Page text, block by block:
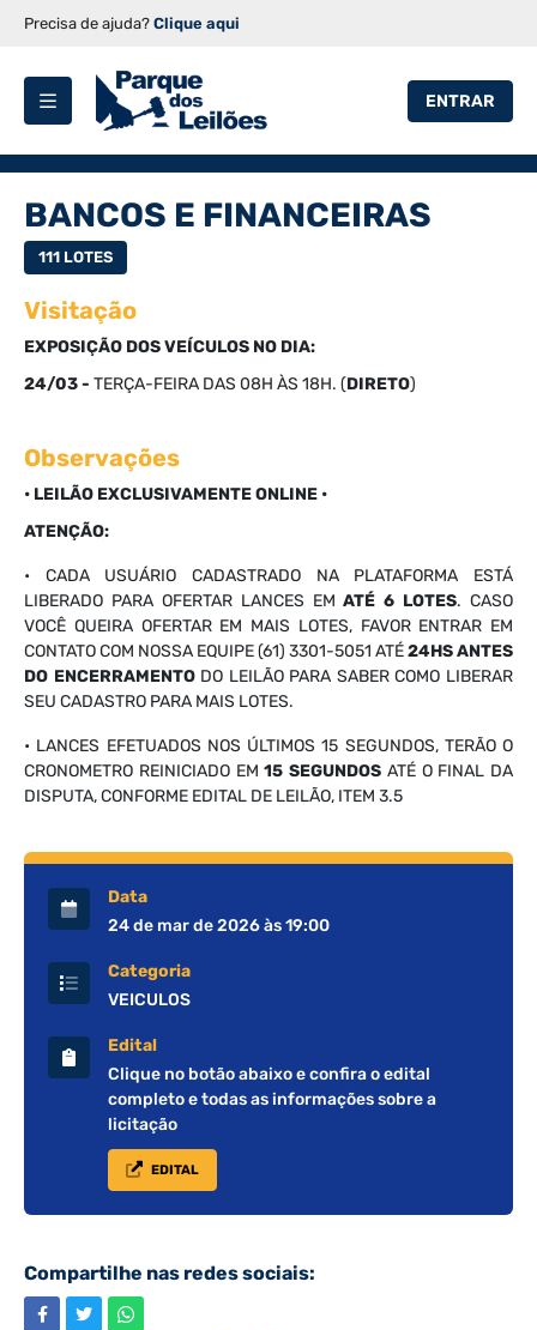
Precisa de ajuda? Clique aqui
ENTRAR
Data
24 de mar de 2026 às 19:00
Categoria
VEICULOS
Edital
Clique no botão abaixo e confira o edital
completo e todas as informações sobre a
licitação
EDITAL
Compartilhe nas redes sociais:
BANCOS E FINANCEIRAS
111 LOTES
Visitação
EXPOSIÇÃO DOS VEÍCULOS NO DIA:
24/03 - TERÇA-FEIRA DAS 08H ÀS 18H. (DIRETO)
Observações
• LEILÃO EXCLUSIVAMENTE ONLINE •
ATENÇÃO:
• CADA USUÁRIO CADASTRADO NA PLATAFORMA ESTÁ
LIBERADO PARA OFERTAR LANCES EMATÉ 6 LOTES. CASO
VOCÊ QUEIRA OFERTAR EM MAIS LOTES, FAVOR ENTRAR EM
CONTATO COM NOSSA EQUIPE (61) 3301-5051 ATÉ24HS ANTES
DO ENCERRAMENTODO LEILÃO PARA SABER COMO LIBERAR
SEU CADASTRO PARA MAIS LOTES.
• LANCES EFETUADOS NOS ÚLTIMOS 15 SEGUNDOS, TERÃO O
CRONOMETRO REINICIADO EM 15 SEGUNDOS ATÉ O FINAL DA
DISPUTA, CONFORME EDITAL DE LEILÃO, ITEM 3.5